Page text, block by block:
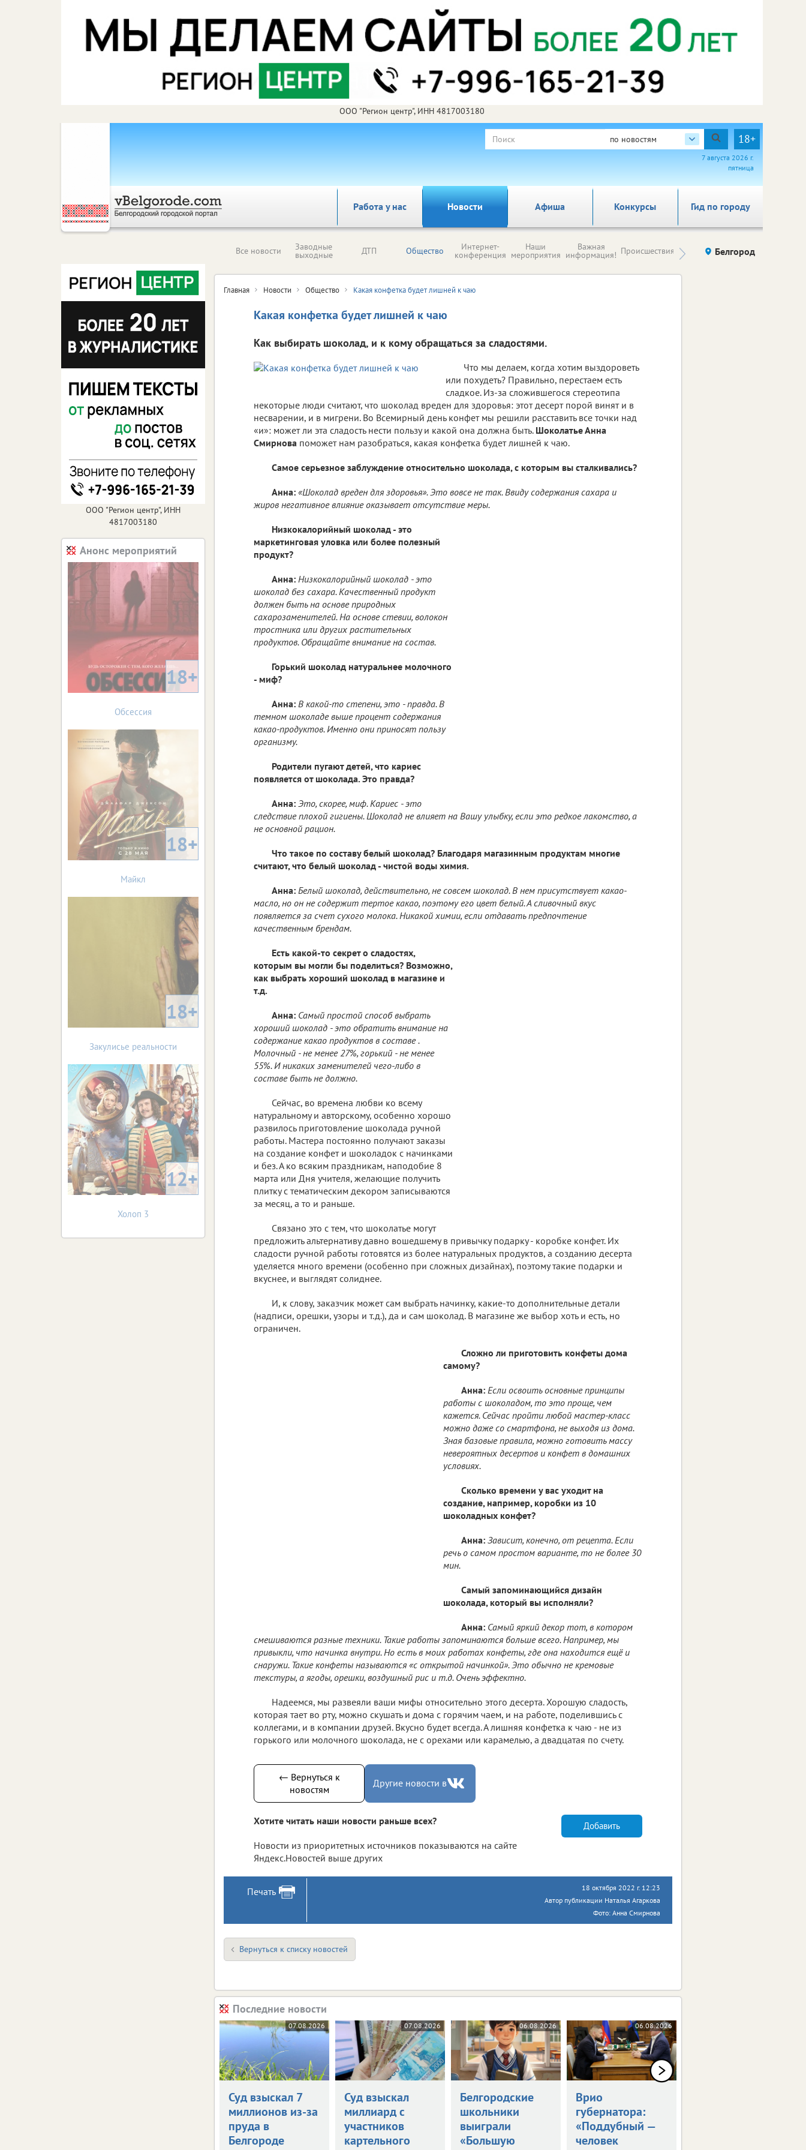
ООО "Регион центр", ИНН 4817003180
по новостям 18+
7 августа 2026 г.
пятница
Работа у нас Новости Афиша Гид по городу
Конкурсы
Все новости Заводные
выходные ДТП Общество Интернет-
конференция
Наши
мероприятия
Важная
информация! Происшествия Здоровье компаний (на
правах
Белгород
Главная Новости Общество Какая конфетка будет лишней к чаю
Какая конфетка будет лишней к чаю
Как выбирать шоколад, и к кому обращаться за сладостями.
Что мы делаем, когда хотим выздороветь
или похудеть? Правильно, перестаем есть
сладкое. Из-за сложившегося стереотипа
некоторые люди считают, что шоколад вреден для здоровья: этот десерт порой винят и в
несварении, и в мигрени. Во Всемирный день конфет мы решили расставить все точки над
«и»: может ли эта сладость нести пользу и какой она должна быть. Шоколатье Анна
Смирнова поможет нам разобраться, какая конфетка будет лишней к чаю.
Самое серьезное заблуждение относительно шоколада, с которым вы сталкивались?
Анна: «Шоколад вреден для здоровья». Это вовсе не так. Ввиду содержания сахара и
жиров негативное влияние оказывает отсутствие меры.
Низкокалорийный шоколад - это
маркетинговая уловка или более полезный
продукт?
Анна: Низкокалорийный шоколад - это
шоколад без сахара. Качественный продукт
должен быть на основе природных
сахарозаменителей. На основе стевии, волокон
тростника или других растительных
продуктов. Обращайте внимание на состав.
Горький шоколад натуральнее молочного
- миф?
Анна: В какой-то степени, это - правда. В
темном шоколаде выше процент содержания
какао-продуктов. Именно они приносят пользу
организму.
Родители пугают детей, что кариес
появляется от шоколада. Это правда?
Анна: Это, скорее, миф. Кариес - это
следствие плохой гигиены. Шоколад не влияет на Вашу улыбку, если это редкое лакомство, а
не основной рацион.
Что такое по составу белый шоколад? Благодаря магазинным продуктам многие
считают, что белый шоколад - чистой воды химия.
Анна: Белый шоколад, действительно, не совсем шоколад. В нем присутствует какао-
масло, но он не содержит тертое какао, поэтому его цвет белый. А сливочный вкус
появляется за счет сухого молока. Никакой химии, если отдавать предпочтение
качественным брендам.
Есть какой-то секрет о сладостях,
которым вы могли бы поделиться? Возможно,
как выбрать хороший шоколад в магазине и
т.д.
Анна: Самый простой способ выбрать
хороший шоколад - это обратить внимание на
содержание какао продуктов в составе .
Молочный - не менее 27%, горький - не менее
55%. И никаких заменителей чего-либо в
составе быть не должно.
Сейчас, во времена любви ко всему
натуральному и авторскому, особенно хорошо
развилось приготовление шоколада ручной
работы. Мастера постоянно получают заказы
на создание конфет и шоколадок с начинками
и без. А ко всяким праздникам, наподобие 8
марта или Дня учителя, желающие получить
плитку с тематическим декором записываются
за месяц, а то и раньше.
Связано это с тем, что шоколатье могут
предложить альтернативу давно вошедшему в привычку подарку - коробке конфет. Их
сладости ручной работы готовятся из более натуральных продуктов, а созданию десерта
уделяется много времени (особенно при сложных дизайнах), поэтому такие подарки и
вкуснее, и выглядят солиднее.
И, к слову, заказчик может сам выбрать начинку, какие-то дополнительные детали
(надписи, орешки, узоры и т.д.), да и сам шоколад. В магазине же выбор хоть и есть, но
ограничен.
Сложно ли приготовить конфеты дома
самому?
Анна: Если освоить основные принципы
работы с шоколадом, то это проще, чем
кажется. Сейчас пройти любой мастер-класс
можно даже со смартфона, не выходя из дома.
Зная базовые правила, можно готовить массу
невероятных десертов и конфет в домашних
условиях.
Сколько времени у вас уходит на
создание, например, коробки из 10
шоколадных конфет?
Анна: Зависит, конечно, от рецепта. Если
речь о самом простом варианте, то не более 30
мин.
Самый запоминающийся дизайн
шоколада, который вы исполняли?
Анна: Самый яркий декор тот, в котором
смешиваются разные техники. Такие работы запоминаются больше всего. Например, мы
привыкли, что начинка внутри. Но есть в моих работах конфеты, где она находится ещё и
снаружи. Такие конфеты называются «с открытой начинкой». Это обычно не кремовые
текстуры, а ягоды, орешки, воздушный рис и т.д. Очень эффектно.
Надеемся, мы развеяли ваши мифы относительно этого десерта. Хорошую сладость,
которая тает во рту, можно скушать и дома с горячим чаем, и на работе, поделившись с
коллегами, и в компании друзей. Вкусно будет всегда. А лишняя конфетка к чаю - не из
горького или молочного шоколада, не с орехами или карамелью, а двадцатая по счету.
← Вернуться к
новостям
Другие новости в
Хотите читать наши новости раньше всех?
Новости из приоритетных источников показываются на сайте
Яндекс.Новостей выше других
Добавить
Печать
18 октября 2022 г. 12:23
Автор публикации Наталья Агаркова
Фото: Анна Смирнова
Вернуться к списку новостей
Последние новости
07.08.2026
Суд взыскал 7
миллионов из-за
пруда в
Белгороде
07.08.2026
Суд взыскал
миллиард с
участников
картельного
06.08.2026
Белгородские
школьники
выиграли
«Большую
06.08.2026
Врио
губернатора:
«Поддубный —
человек
ООО "Регион центр", ИНН
4817003180
Анонс мероприятий
18+
Обсессия
18+
Майкл
18+
Закулисье реальности
12+
Холоп 3